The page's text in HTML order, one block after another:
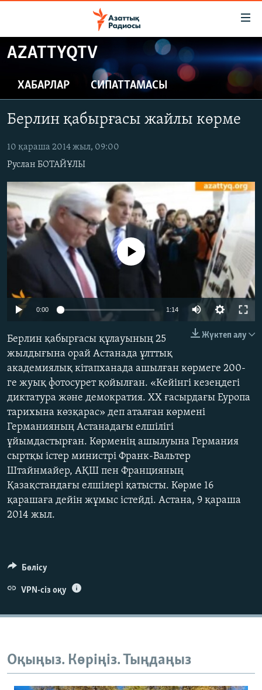
Skip
to
content
to
Navigation
Skip
Search
ЖАҢАЛЫҚТАР
САЯСАТ
ҚАҢТАР ОҚИҒАСЫ
АДАМ ҚҰҚЫҚТАРЫ
ӘЛЕУМЕТ
ӘЛЕМ
АРНАЙЫ ЖОБАЛАР
Русский
AZATTYQTV
ХАБАРЛАР СИПАТТАМАСЫ
Берлин қабырғасы жайлы көрме
10 қараша 2014 жыл, 09:00
Руслан БОТАЙҰЛЫ
No media source currently available
0:00 1:14
Жүктеп алу
Берлин қабырғасы құлауының 25
жылдығына орай Астанада ұлттық
академиялық кітапханада ашылған көрмеге 200-
ге жуық фотосурет қойылған. «Кейінгі кезеңдегі
диктатура және демократия. XX ғасырдағы Еуропа
тарихына көзқарас» деп аталған көрмені
Германияның Астанадағы елшілігі
ұйымдастырған. Көрменің ашылуына Германия
сыртқы істер министрі Франк-Вальтер
Штайнмайер, АҚШ пен Францияның
Қазақстандағы елшілері қатысты. Көрме 16
қарашаға дейін жұмыс істейді. Астана, 9 қараша
2014 жыл.
Бөлісу
VPN-сіз оқу
Оқыңыз. Көріңіз. Тыңдаңыз